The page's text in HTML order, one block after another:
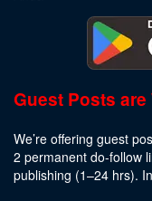
Guest Posts are
We’re offering guest
2 permanent do-follow
publishing (1–24 hrs).